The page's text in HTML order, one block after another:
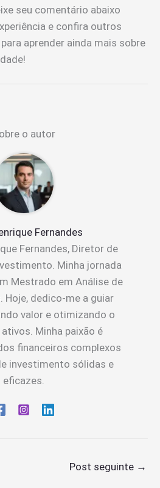
seu comentário abaixo
e confira outros
aprender ainda mais sobre
o autor
Fernandes
Fernandes, Diretor de
Minha jornada
Mestrado em Análise de
Hoje, dedico-me a guiar
valor e otimizando o
Minha paixão é
financeiros complexos
investimento sólidas e
eficazes.
Post seguinte →